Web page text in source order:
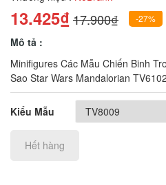
13.425₫17.900₫ -27%
Mô tả :
Minifigures Các Mẫu Chiến Binh
Sao Star Wars Mandalorian
Kiểu Mẫu
Hết hàng